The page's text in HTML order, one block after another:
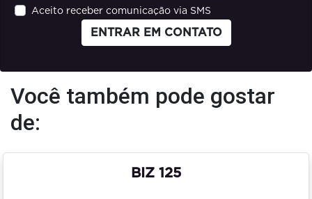
Aceito receber comunicação via SMS
ENTRAR EM CONTATO
Você também pode gostar
de:
BIZ 125